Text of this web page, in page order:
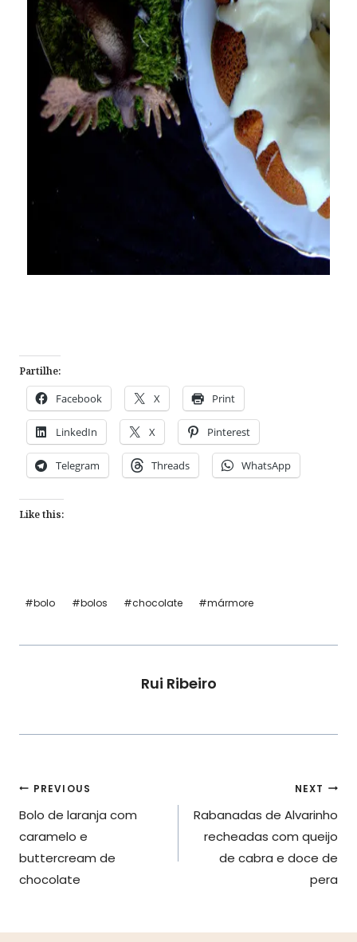
Partilhe:
Facebook X Print
LinkedIn X Pinterest
Telegram Threads WhatsApp
Like this:
Post
#bolo #bolos #chocolate #mármore
Rui Ribeiro
Navegação
de
artigos
PREVIOUS
Bolo de laranja com
caramelo e
buttercream de
chocolate
NEXT
Rabanadas de Alvarinho
recheadas com queijo
de cabra e doce de
pera